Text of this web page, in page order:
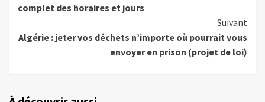
complet des horaires et jours
Suivant
Algérie : jeter vos déchets n’importe où pourrait vous
envoyer en prison (projet de loi)